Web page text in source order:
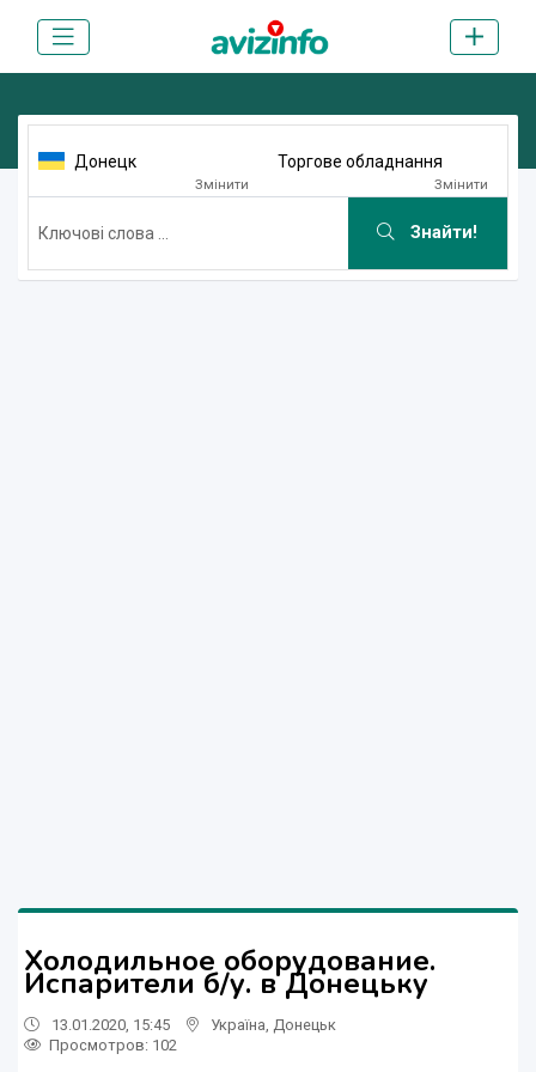
Донецк
Змінити
Торгове обладнання
Змінити
Знайти!
Холодильное оборудование.
Испарители б/у. в Донецьку
13.01.2020, 15:45 Україна Донецьк
Просмотров: 102